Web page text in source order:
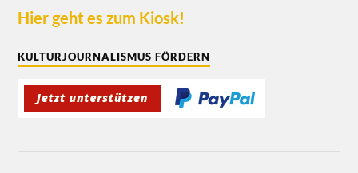
Hier geht es zum Kiosk!
KULTURJOURNALISMUS FÖRDERN